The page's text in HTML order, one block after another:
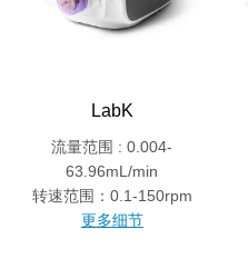
LabK
流量范围 : 0.004-
63.96mL/min
转速范围：0.1-150rpm
更多细节